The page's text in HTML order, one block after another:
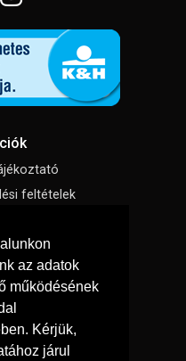
az adatok
működésének
Kérjük,
járul
feltételek